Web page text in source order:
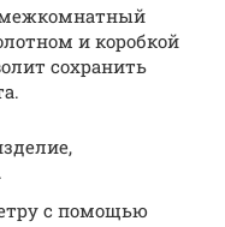
и коробкой
сохранить
с помощью